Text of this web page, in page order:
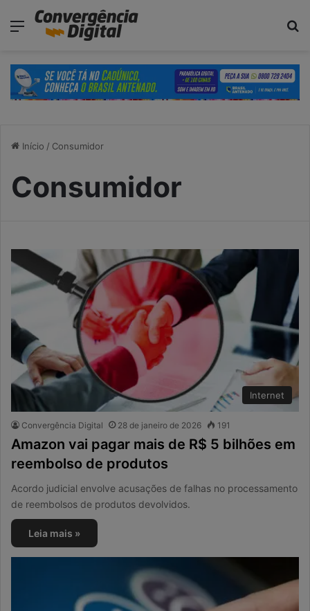
Menu
Início / Consumidor
Consumidor
Internet
Convergência Digital 28 de janeiro de 2026 191
Amazon vai pagar mais de R$ 5 bilhões em
reembolso de produtos
Acordo judicial envolve acusações de falhas no processamento
de reembolsos de produtos devolvidos.
Leia mais »